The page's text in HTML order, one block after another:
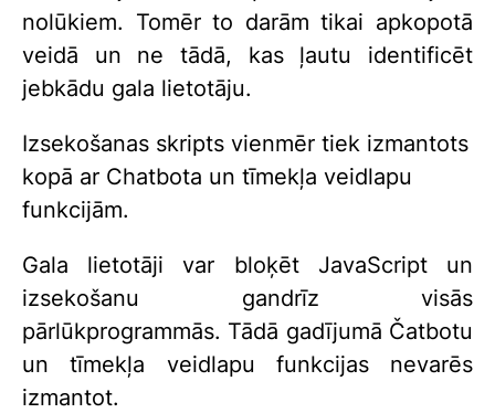
nolūkiem. Tomēr to darām tikai apkopotā
veidā un ne tādā, kas ļautu identificēt
jebkādu gala lietotāju.
Izsekošanas skripts vienmēr tiek izmantots
kopā ar Chatbota un tīmekļa veidlapu
funkcijām.
Gala lietotāji var bloķēt JavaScript un
izsekošanu gandrīz visās
pārlūkprogrammās. Tādā gadījumā Čatbotu
un tīmekļa veidlapu funkcijas nevarēs
izmantot.